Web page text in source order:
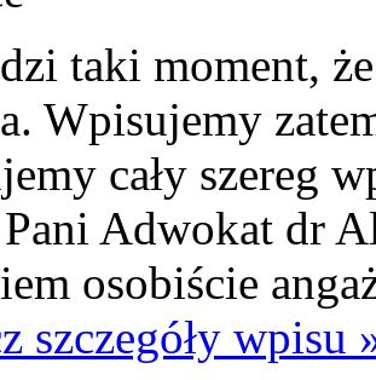
taki moment,
Wpisujemy
cały szereg
Adwokat dr
osobiście
szczegóły wpisu